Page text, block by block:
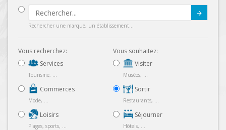
Rechercher une marque, un établissement...
Vous recherchez:
Services
Tourisme, ...
Commerces
Mode, ...
Loisirs
Plages, sports, ...
Vous souhaitez:
Visiter
Musées, ...
Sortir
Restaurants, ...
Séjourner
Hôtels, ...